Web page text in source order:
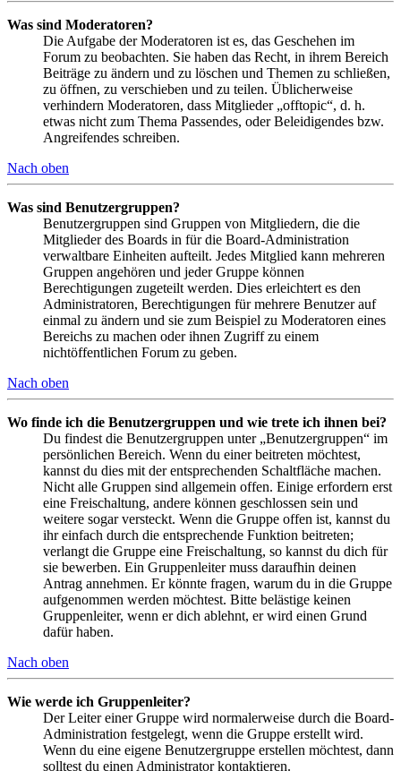
Was sind Moderatoren?
Die Aufgabe der Moderatoren ist es, das Geschehen im
Forum zu beobachten. Sie haben das Recht, in ihrem Bereich
Beiträge zu ändern und zu löschen und Themen zu schließen,
zu öffnen, zu verschieben und zu teilen. Üblicherweise
verhindern Moderatoren, dass Mitglieder „offtopic“, d. h.
etwas nicht zum Thema Passendes, oder Beleidigendes bzw.
Angreifendes schreiben.
Nach oben
Was sind Benutzergruppen?
Benutzergruppen sind Gruppen von Mitgliedern, die die
Mitglieder des Boards in für die Board-Administration
verwaltbare Einheiten aufteilt. Jedes Mitglied kann mehreren
Gruppen angehören und jeder Gruppe können
Berechtigungen zugeteilt werden. Dies erleichtert es den
Administratoren, Berechtigungen für mehrere Benutzer auf
einmal zu ändern und sie zum Beispiel zu Moderatoren eines
Bereichs zu machen oder ihnen Zugriff zu einem
nichtöffentlichen Forum zu geben.
Nach oben
Wo finde ich die Benutzergruppen und wie trete ich ihnen bei?
Du findest die Benutzergruppen unter „Benutzergruppen“ im
persönlichen Bereich. Wenn du einer beitreten möchtest,
kannst du dies mit der entsprechenden Schaltfläche machen.
Nicht alle Gruppen sind allgemein offen. Einige erfordern erst
eine Freischaltung, andere können geschlossen sein und
weitere sogar versteckt. Wenn die Gruppe offen ist, kannst du
ihr einfach durch die entsprechende Funktion beitreten;
verlangt die Gruppe eine Freischaltung, so kannst du dich für
sie bewerben. Ein Gruppenleiter muss daraufhin deinen
Antrag annehmen. Er könnte fragen, warum du in die Gruppe
aufgenommen werden möchtest. Bitte belästige keinen
Gruppenleiter, wenn er dich ablehnt, er wird einen Grund
dafür haben.
Nach oben
Wie werde ich Gruppenleiter?
Der Leiter einer Gruppe wird normalerweise durch die Board-
Administration festgelegt, wenn die Gruppe erstellt wird.
Wenn du eine eigene Benutzergruppe erstellen möchtest, dann
solltest du einen Administrator kontaktieren.